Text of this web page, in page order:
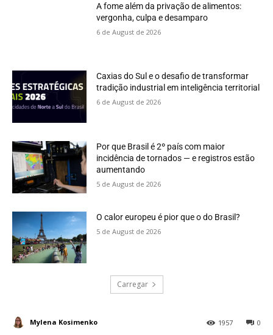
A fome além da privação de alimentos:
vergonha, culpa e desamparo
6 de August de 2026
Caxias do Sul e o desafio de transformar
tradição industrial em inteligência territorial
6 de August de 2026
Por que Brasil é 2º país com maior
incidência de tornados — e registros estão
aumentando
5 de August de 2026
O calor europeu é pior que o do Brasil?
5 de August de 2026
Carregar
Mylena Kosimenko 0
1957